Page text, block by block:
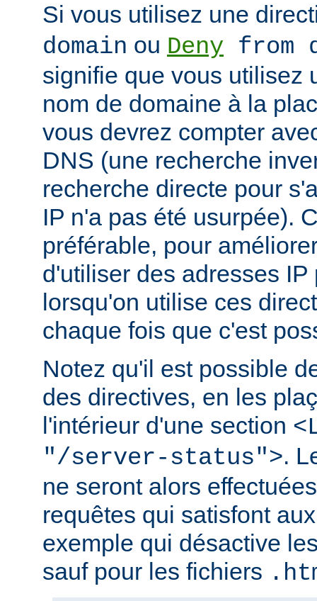
Si vous utilisez une
domain ou Deny from
signifie que vous utilisez
nom de domaine à la
vous devrez compter
DNS (une recherche
recherche directe pour
IP n'a pas été usurpée).
préférable, pour
d'utiliser des adresses
lorsqu'on utilise ces
chaque fois que c'est
Notez qu'il est possible
des directives, en les
l'intérieur d'une section
"/server-status">.
ne seront alors
requêtes qui satisfont
exemple qui désactive
sauf pour les fichiers